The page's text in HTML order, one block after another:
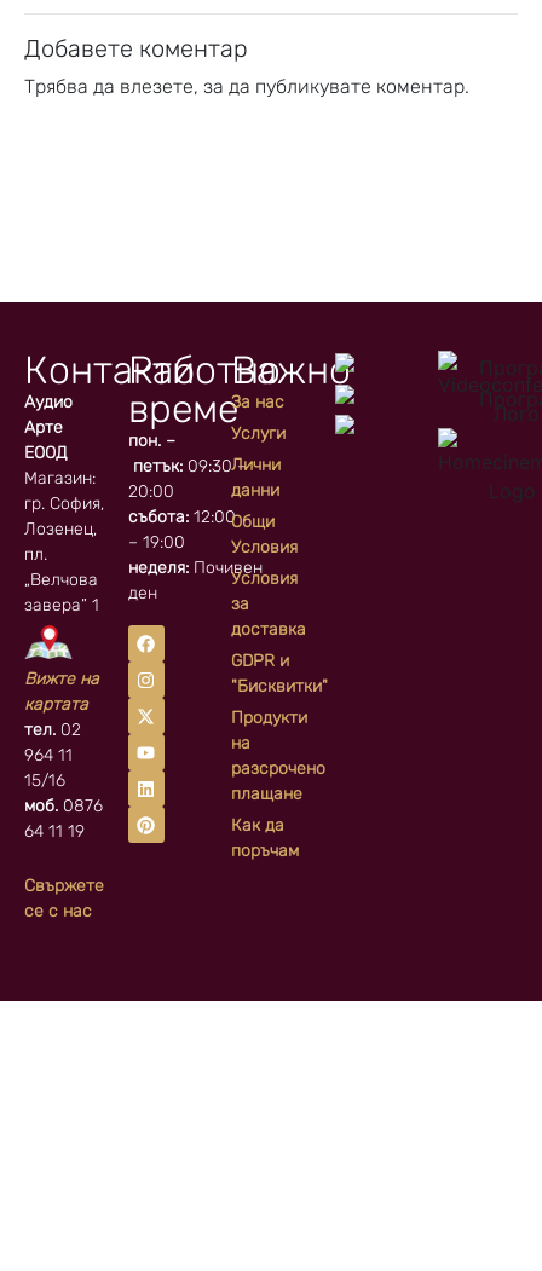
Добавете коментар
Трябва да влезете, за да публикувате коментар.
Контакти
Аудио
Арте
ЕООД
Магазин:
гр. София, кв.
Лозенец,
пл.
„Велчова
завера” 1
Вижте на
картата
тел. 02
964 11
15/16
моб. 0876
64 11 19
Свържете
се с нас
Работно
време
пон. –
петък:09:30 –
20:00
събота:12:00
– 19:00
неделя:Почивен
ден
Важно
За нас
Услуги
Лични
данни
Общи
Условия
Условия
за
доставка
GDPR и
"Бисквитки"
Продукти
на
разсрочено
плащане
Как да
поръчам